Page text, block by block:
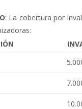
: La cobertura por